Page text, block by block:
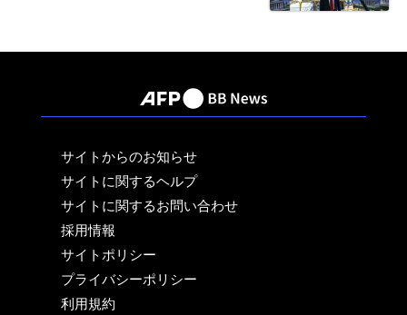
サイトからのお知らせ
サイトに関するヘルプ
サイトに関するお問い合わせ
採用情報
サイトポリシー
プライバシーポリシー
利用規約